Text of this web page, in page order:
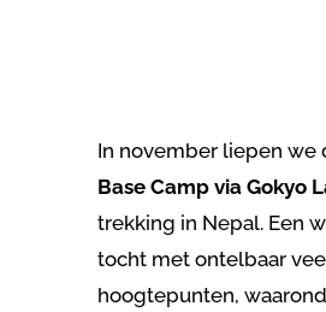
In november liepen we
Base Camp via Gokyo
trekking in Nepal. Een
tocht met ontelbaar
hoogtepunten,